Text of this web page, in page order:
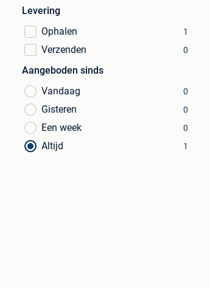
Levering
Ophalen
1
Verzenden 0
Aangeboden sinds
Vandaag
0
Gisteren 0
Een week 0
Altijd 1